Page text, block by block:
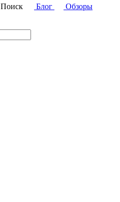
Поиск Блог
Обзоры